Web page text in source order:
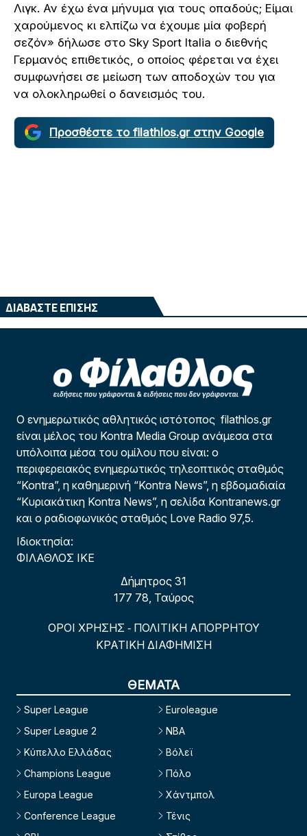
Λιγκ. Αν έχω ένα μήνυμα για τους οπαδούς; Είμαι
χαρούμενος κι ελπίζω να έχουμε μία φοβερή
σεζόν» δήλωσε στο Sky Sport Italia ο διεθνής
Γερμανός επιθετικός, ο οποίος φέρεται να έχει
συμφωνήσει σε μείωση των αποδοχών του για
να ολοκληρωθεί ο δανεισμός του.
Προσθέστε το filathlos.gr στην Google
ΔΙΑΒΑΣΤΕ ΕΠΙΣΗΣ
Ο ενημερωτικός αθλητικός ιστότοπος filathlos.gr
είναι μέλος του Kontra Media Group ανάμεσα στα
υπόλοιπα μέσα του ομίλου που είναι: ο
περιφερειακός ενημερωτικός τηλεοπτικός σταθμός
“Kontra”, η καθημερινή “Kontra News”, η εβδομαδιαία
“Κυριακάτικη Kontra News”, η σελίδα Kontranews.gr
και ο ραδιοφωνικός σταθμός Love Radio 97,5.
Ιδιοκτησία:
ΦΙΛΑΘΛΟΣ ΙΚΕ
Δήμητρος 31
177 78, Ταύρος
ΟΡΟΙ ΧΡΗΣΗΣ - ΠΟΛΙΤΙΚΗ ΑΠΟΡΡΗΤΟΥ
ΚΡΑΤΙΚΗ ΔΙΑΦΗΜΙΣΗ
ΘΕΜΑΤΑ
Super League
Super League 2
Κύπελλο Ελλάδας
Champions League
Europa League
Conference League
Euroleague
NBA
Βόλεϊ
Πόλο
Χάντμπολ
Τένις